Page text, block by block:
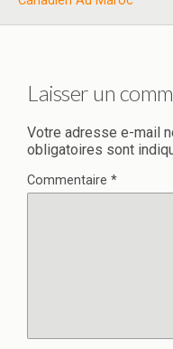
Laisser un
Votre adresse e-mail
obligatoires sont
Commentaire *